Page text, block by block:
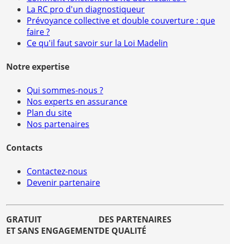
La RC pro d'un diagnostiqueur
Prévoyance collective et double couverture : que
faire ?
Ce qu'il faut savoir sur la Loi Madelin
Notre expertise
Qui sommes-nous ?
Nos experts en assurance
Plan du site
Nos partenaires
Contacts
Contactez-nous
Devenir partenaire
GRATUIT
ET SANS ENGAGEMENT
DES PARTENAIRES
DE QUALITÉ